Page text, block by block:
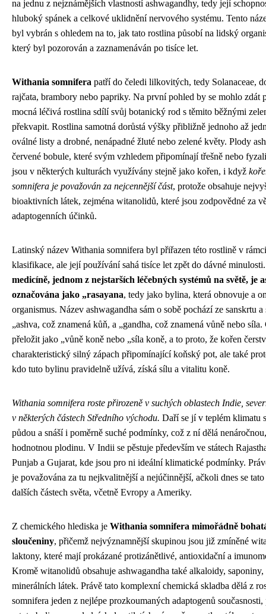
na jednu z nejznámějších vlastností ashwagandhy, tedy její
hluboký spánek a celkové uklidnění nervového systému. Tento
byl vybrán s ohledem na to, jak tato rostlina působí na lidský
který byl pozorován a zaznamenáván po tisíce let.
Withania somnifera patří do čeledi lilkovitých, tedy Solanaceae,
rajčata, brambory nebo papriky. Na první pohled by se mohlo zdát
mocná léčivá rostlina sdílí svůj botanický rod s těmito běžnými
překvapit. Rostlina samotná dorůstá výšky přibližně jednoho až
oválné listy a drobné, nenápadné žluté nebo zelené květy. Plody
červené bobule, které svým vzhledem připomínají třešně nebo
jsou v některých kulturách využívány stejně jako kořen, i když
somnifera je považován za nejcennější část, protože obsahuje
bioaktivních látek, zejména witanolidů, které jsou zodpovědné za
adaptogenních účinků.
Latinský název Withania somnifera byl přiřazen této rostlině v
klasifikace, ale její používání sahá tisíce let zpět do dávné
medicíně, jednom z nejstarších léčebných systémů na světě, je
označována jako „rasayana, tedy jako bylina, která obnovuje a
organismus. Název ashwagandha sám o sobě pochází ze sanskrtu
„ashva, což znamená kůň, a „gandha, což znamená vůně nebo
přeložit jako „vůně koně nebo „síla koně, a to proto, že kořen
charakteristický silný zápach připomínající koňský pot, ale také
kdo tuto bylinu pravidelně užívá, získá sílu a vitalitu koně.
Withania somnifera roste přirozeně v suchých oblastech Indie,
v některých částech Středního východu. Daří se jí v teplém klimatu
půdou a snáší i poměrně suché podmínky, což z ní dělá
hodnotnou plodinu. V Indii se pěstuje především ve státech
Punjab a Gujarat, kde jsou pro ni ideální klimatické podmínky.
je považována za tu nejkvalitnější a nejúčinnější, ačkoli dnes se
dalších částech světa, včetně Evropy a Ameriky.
Z chemického hlediska je Withania somnifera mimořádně
sloučeniny, přičemž nejvýznamnější skupinou jsou již zmíněné
laktony, které mají prokázané protizánětlivé, antioxidační a
Kromě witanolidů obsahuje ashwagandha také alkaloidy,
minerálních látek. Právě tato komplexní chemická skladba dělá z
somnifera jeden z nejlépe prozkoumaných adaptogenů